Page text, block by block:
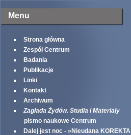
Menu
Strona główna
Zespół Centrum
Badania
Publikacje
Linki
Kontakt
Archiwum
Zagłada Żydów. Studia i Materiały
pismo naukowe Centrum
Dalej jest noc - »Nieudana KOREKTA